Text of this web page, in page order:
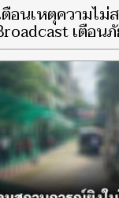
อนเหตุความไ
เตือน